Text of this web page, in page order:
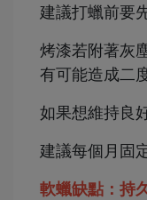
建議打蠟前要
烤漆若附著灰
有可能造成二
如果想維持良
建議每個月固
軟蠟缺點：持